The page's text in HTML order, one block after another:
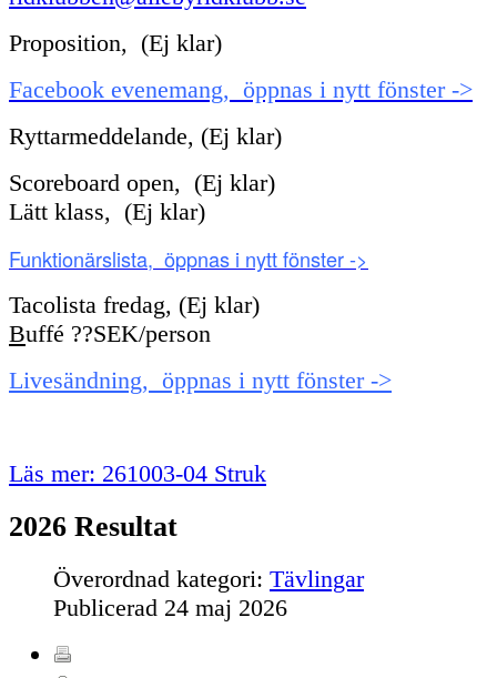
Proposition, (Ej klar)
Facebook evenemang, öppnas i nytt fönster ->
Ryttarmeddelande, (Ej klar)
Scoreboard open, (Ej klar)
Lätt klass, (Ej klar)
Funktionärslista, öppnas i nytt fönster ->
Tacolista fredag, (Ej klar)
Buffé ??SEK/person
Livesändning, öppnas i nytt fönster ->
Läs mer: 261003-04 Struk
2026 Resultat
Överordnad kategori: Tävlingar
Publicerad 24 maj 2026